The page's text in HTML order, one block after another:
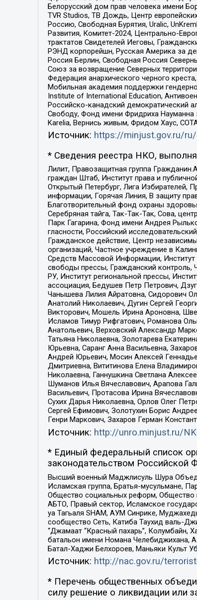
Белорусский дом прав человека имени
TVR Studios, ТВ Дождь, Центр
Россию, Свободная Бурятия, Uralic,
Развития, Комитет-2024, Центрально-
трактатов Свидетелей Иеговы,
РЭНД корпорейшн, Русская Америка за
Россия Берлин, Свободная Россия
Союз за возвращение Северных
Федерация анархического черного
Мобильная академия поддержки
Institute of International Education,
Российско-канадский демократический
Свободу, Фонд имени Фридриха Науманна
Karelia, Вернись живым, Фридом Хаус,
Источник: https://minjust.gov.ru/
* Сведения реестра НКО,
Лилит, Правозащитная группа
граждан Штаб, Институт права и
Открытый Петербург, Лига Избирателей,
информации, Горячая Линия, В защиту
Благотворительный фонд охраны
Серебряная тайга, Так-Так-Так, Сова,
Парк Гагарина, Фонд имени Андрея
гласности, Российский
Гражданское действие, Центр
организаций, Частное учреждение в
Средств Массовой Информации,
свободы прессы, Гражданский контроль,
РУ, Институт региональной прессы,
ассоциация, Бедушев Петр Петрович,
Чанышева Лилия Айратовна, Сидорович
Анатолий Николаевич, Дугин Сергей
Викторович, Мошель Ирина Ароновна,
Исламов Тимур Рифгатович, Романова
Анатольевич, Верховский Александр
Татьяна Николаевна, Золотарева
Юрьевна, Саранг Анна Васильевна,
Андрей Юрьевич, Мосин Алексей
Дмитриевна, Вититинова Елена
Николаевна, Ганнушкина Светлана
Шуманов Илья Вячеславович, Арапова
Васильевич, Протасова Ирина
Сухих Дарья Николаевна, Орлов Олег
Сергей Ефимович, Золотухин Борис
Генри Маркович, Захаров Герман
Источник: http://unro.minjust.ru/
* Единый федеральный список
законодательством Российской
Высший военный Маджлисуль Шура
Исламская группа, Братья-мусульмане,
Общество социальных реформ,
АБТО, Правый сектор, Исламское
уа Тагьаля SHAM, АУМ Синрике,
сообщество Сеть, Катиба Таухид валь-
“Джамаат “Красный пахарь”, Колумбайн,
батальон имени Номана Челебиджихана,
Батал-Хаджи Белхороев, Маньяки Культ
Источник: http://nac.gov.ru/
* Перечень общественных
силу решение о ликвидации или